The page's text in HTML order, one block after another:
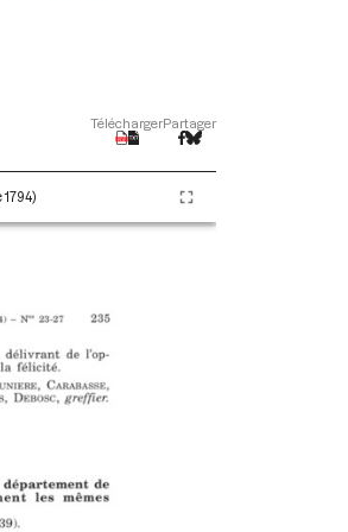
TéléchargerPartager